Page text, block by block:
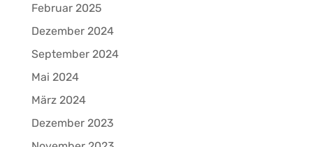
Februar 2025
Dezember 2024
September 2024
Mai 2024
März 2024
Dezember 2023